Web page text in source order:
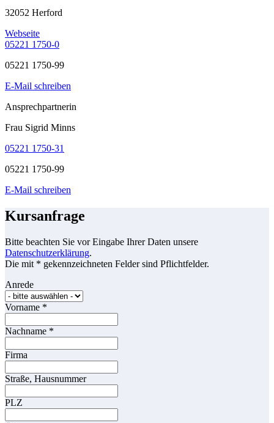
32052 Herford
Webseite
05221 1750-0
05221 1750-99
E-Mail schreiben
Ansprechpartnerin
Frau Sigrid Minns
05221 1750-31
05221 1750-99
E-Mail schreiben
Kursanfrage
Bitte beachten Sie vor Eingabe Ihrer Daten unsere
Datenschutzerklärung.
Die mit * gekennzeichneten Felder sind Pflichtfelder.
Anrede
Vorname *
Nachname *
Firma
Straße, Hausnummer
PLZ